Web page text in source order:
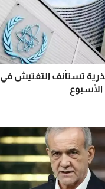
تستأنف التفتيش في
الأسبوع